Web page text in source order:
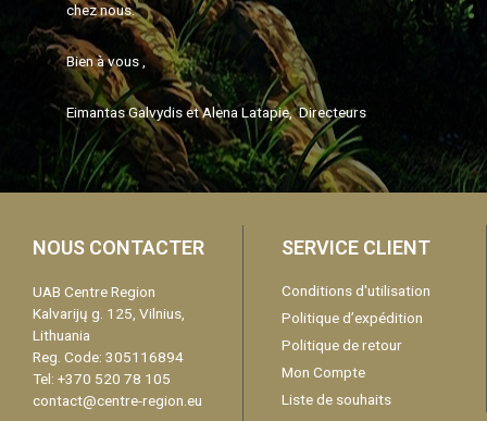
chez nous.
Bien à vous ,
Eimantas Galvydis et Alena Latapie, Directeurs
NOUS CONTACTER
UAB Centre Region
Kalvarijų g. 125, Vilnius,
Lithuania
Reg. Code: 305116894
Tel: +370 520 78 105
contact@centre-region.eu
SERVICE CLIENT
Conditions d'utilisation
Politique d’expédition
Politique de retour
Mon Compte
Liste de souhaits